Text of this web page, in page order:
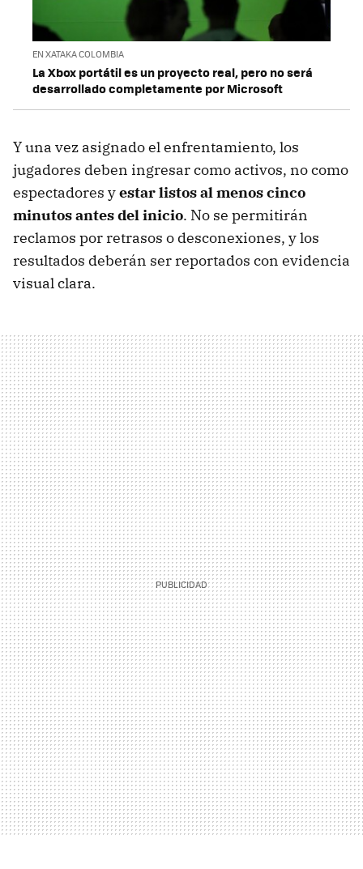
EN XATAKA COLOMBIA
La Xbox portátil es un proyecto real, pero no será
desarrollado completamente por Microsoft
Y una vez asignado el enfrentamiento, los
jugadores deben ingresar como activos, no como
espectadores yestar listos al menos cinco
minutos antes del inicio. No se permitirán
reclamos por retrasos o desconexiones, y los
resultados deberán ser reportados con evidencia
visual clara.